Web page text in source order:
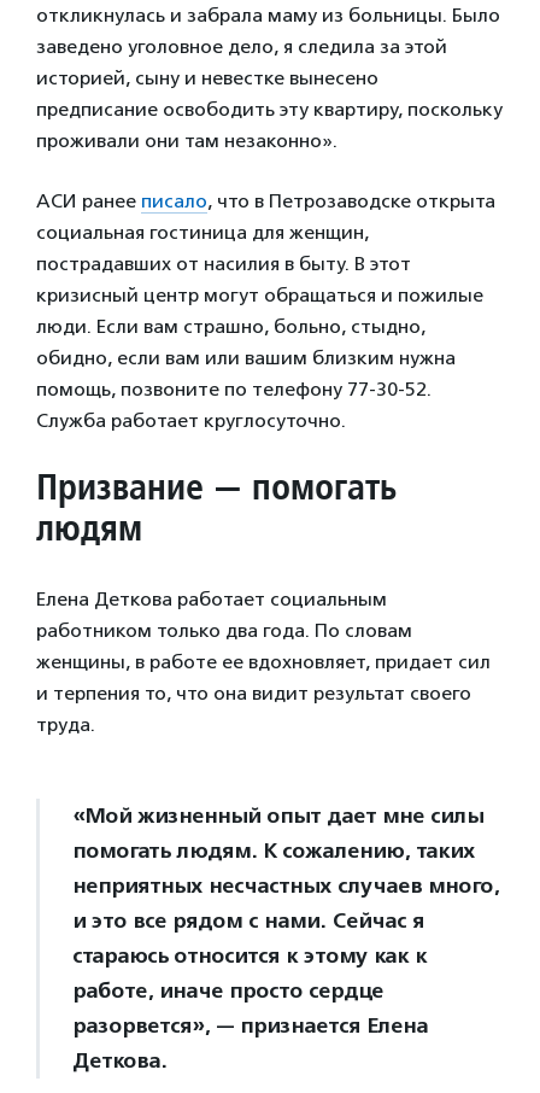
откликнулась и забрала маму из больницы. Было
заведено уголовное дело, я следила за этой
историей, сыну и невестке вынесено
предписание освободить эту квартиру, поскольку
проживали они там незаконно».
АСИ ранее писало, что в Петрозаводске открыта
социальная гостиница для женщин,
пострадавших от насилия в быту. В этот
кризисный центр могут обращаться и пожилые
люди. Если вам страшно, больно, стыдно,
обидно, если вам или вашим близким нужна
помощь, позвоните по телефону 77-30-52.
Служба работает круглосуточно.
Призвание — помогать
людям
Елена Деткова работает социальным
работником только два года. По словам
женщины, в работе ее вдохновляет, придает сил
и терпения то, что она видит результат своего
труда.
«Мой жизненный опыт дает мне силы
помогать людям. К сожалению, таких
неприятных несчастных случаев много,
и это все рядом с нами. Сейчас я
стараюсь относится к этому как к
работе, иначе просто сердце
разорвется», — признается Елена
Деткова.